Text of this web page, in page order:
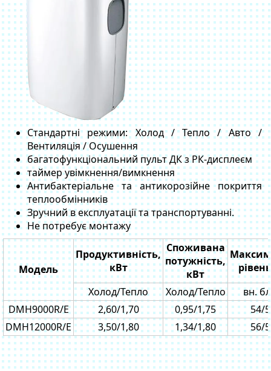
Стандартні режими: Холод / Тепло / Авто /
Вентиляція / Осушення
багатофункціональний пульт ДК з РК-дисплеєм
таймер увімкнення/вимкнення
Антибактеріальне та антикорозійне покриття
теплообмінників
Зручний в експлуатації та транспортуванні.
Не потребує монтажу
Модель
Продуктивність,
кВт
Споживана
потужність,
кВт
Холод/Тепло
Холод/Тепло
вн.
DMH9000R/E
2,60/1,70 0,95/1,75
54/
DMH12000R/E
3,50/1,80 1,34/1,80 56/